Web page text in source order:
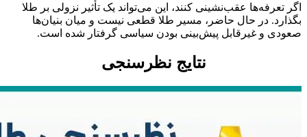
اگر تعرفه‌ها عقب‌نشینی کنند، این می‌تواند یک تأثیر نزولی بر طلا
بگذارد. در حال حاضر، مسیر طلا قطعی نیست و میان بنیان‌ها
صعودی و غیرقابل پیش‌بینی بودن سیاسی گرفتار شده است.
نتایج نظرسنجی